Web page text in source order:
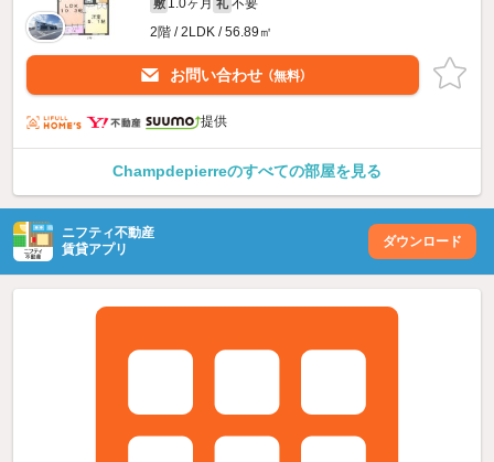
敷 1.0ヶ月 礼 不要
2階 / 2LDK / 56.89㎡
お問い合わせ （無料）
提供
Champdepierreのすべての部屋を見る
ニフティ不動産
賃貸アプリ
ダウンロード